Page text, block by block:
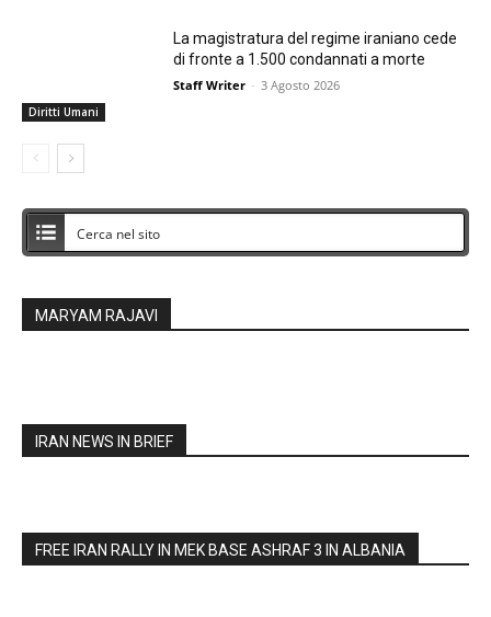
Diritti Umani
La magistratura del regime iraniano cede
di fronte a 1.500 condannati a morte
Staff Writer - 3 Agosto 2026
MARYAM RAJAVI
IRAN NEWS IN BRIEF
FREE IRAN RALLY IN MEK BASE ASHRAF 3 IN ALBANIA